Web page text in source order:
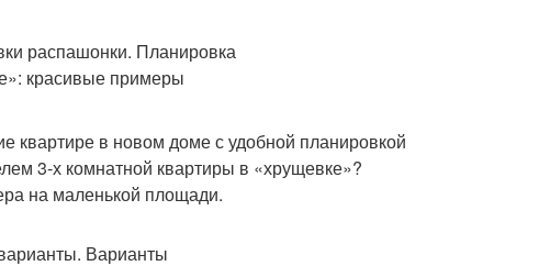
квартире в новом доме с удобной планировкой
3-х комнатной квартиры в «хрущевке»?
на маленькой площади.